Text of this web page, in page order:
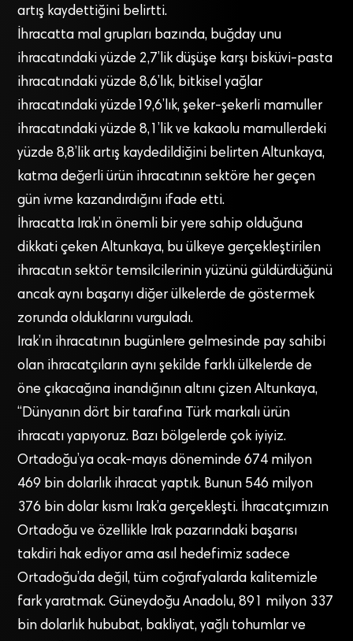
artış kaydettiğini belirtti.
İhracatta mal grupları bazında, buğday unu
ihracatındaki yüzde 2,7’lik düşüşe karşı bisküvi-pasta
ihracatındaki yüzde 8,6’lık, bitkisel yağlar
ihracatındaki yüzde19,6’lık, şeker-şekerli mamuller
ihracatındaki yüzde 8,1’lik ve kakaolu mamullerdeki
yüzde 8,8’lik artış kaydedildiğini belirten Altunkaya,
katma değerli ürün ihracatının sektöre her geçen
gün ivme kazandırdığını ifade etti.
İhracatta Irak’ın önemli bir yere sahip olduğuna
dikkati çeken Altunkaya, bu ülkeye gerçekleştirilen
ihracatın sektör temsilcilerinin yüzünü güldürdüğünü
ancak aynı başarıyı diğer ülkelerde de göstermek
zorunda olduklarını vurguladı.
Irak’ın ihracatının bugünlere gelmesinde pay sahibi
olan ihracatçıların aynı şekilde farklı ülkelerde de
öne çıkacağına inandığının altını çizen Altunkaya,
“Dünyanın dört bir tarafına Türk markalı ürün
ihracatı yapıyoruz. Bazı bölgelerde çok iyiyiz.
Ortadoğu’ya ocak-mayıs döneminde 674 milyon
469 bin dolarlık ihracat yaptık. Bunun 546 milyon
376 bin dolar kısmı Irak’a gerçekleşti. İhracatçımızın
Ortadoğu ve özellikle Irak pazarındaki başarısı
takdiri hak ediyor ama asıl hedefimiz sadece
Ortadoğu’da değil, tüm coğrafyalarda kalitemizle
fark yaratmak. Güneydoğu Anadolu, 891 milyon 337
bin dolarlık hububat, bakliyat, yağlı tohumlar ve